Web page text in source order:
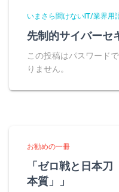
いまさら聞けないIT/業界用
先制的サイバーセ
この投稿はパスワード
りません。
お勧めの一冊
「ゼロ戦と日本
本質」」